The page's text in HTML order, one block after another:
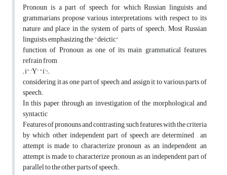
Pronoun is a part of speech for which Russian linguists and
grammarians propose various interpretations with respect to its
nature and place in the system of parts of speech. Most Russian
linguists, emphasizing the "deictic"
function of Pronoun as one of its main grammatical features,
refrain from
; i",'Y' "i':;
considering it as one part of speech and assign it to various parts of
speech.
In this paper, through an investigation of the morphological and
syntactic
Features of pronouns and contrasting such features with the criteria
by which other independent part of speech are determined , an
attempt is made to characterize pronoun as an independent ,an
attempt is made to characterize pronoun as an independent part of
parallel to the other parts of speech.